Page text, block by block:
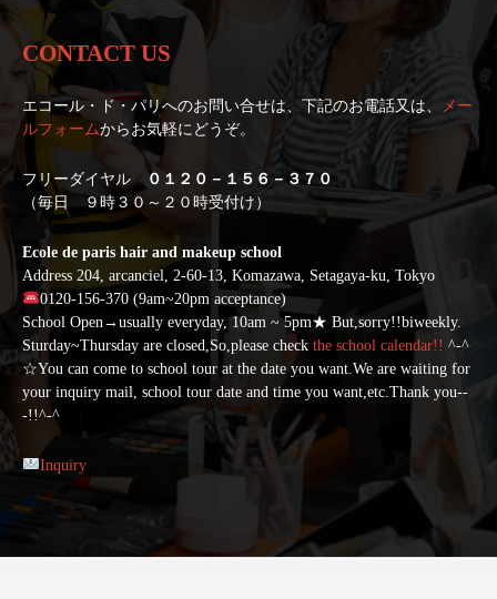
CONTACT US
エコール・ド・パリへのお問い合せは、下記のお電話又は、
メー
ルフォームからお気軽にどうぞ。
フリーダイヤル ０１２０－１５６－３７０
（毎日 ９時３０～２０時受付け）
Ecole de paris hair and makeup school
Address 204, arcanciel, 2-60-13, Komazawa, Setagaya-ku, Tokyo
0120-156-370 (9am~20pm acceptance)
School Open→usually everyday, 10am ~ 5pm★ But,sorry!!biweekly.
Sturday~Thursday are closed,So,please check the school calendar!! ^-^
☆You can come to school tour at the date you want.We are waiting for
your inquiry mail, school tour date and time you want,etc.Thank you--
-!!^-^
Inquiry